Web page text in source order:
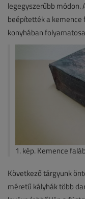
legegyszerűbb módon.
beépítették a kemence
konyhában
1. kép. Kemence
Következő tárgyunk
méretű kályhák több